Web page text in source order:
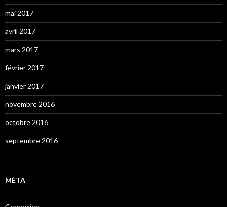
mai 2017
avril 2017
mars 2017
février 2017
janvier 2017
novembre 2016
octobre 2016
septembre 2016
MÉTA